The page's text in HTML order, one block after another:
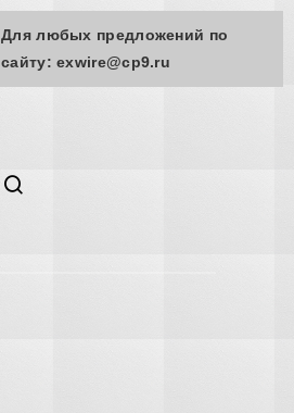
Для любых предложений по
сайту: exwire@cp9.ru